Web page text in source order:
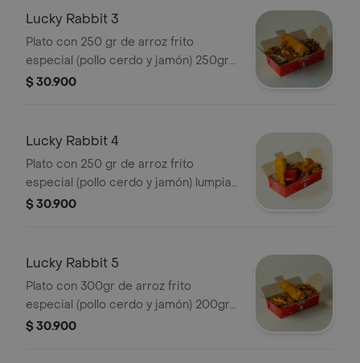
Lucky Rabbit 3
Plato con 250 gr de arroz frito
especial (pollo cerdo y jamón) 250gr
de trozos de pollo salteado con ricos
$ 30.900
Lucky Rabbit 4
Plato con 250 gr de arroz frito
especial (pollo cerdo y jamón) lumpia
y costilla de cerdo
$ 30.900
Lucky Rabbit 5
Plato con 300gr de arroz frito
especial (pollo cerdo y jamón) 200gr
de trozos de pollo en salsa de naranja
$ 30.900